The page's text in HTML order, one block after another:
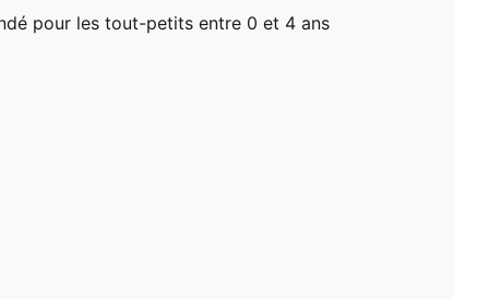
pour les tout-petits entre 0 et 4 ans